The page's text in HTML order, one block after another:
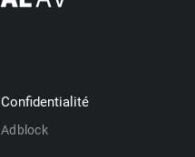
Confidentialité
Adblock